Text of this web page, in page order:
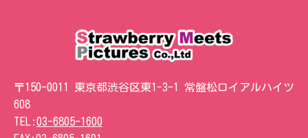
〒150-0011 東京都渋谷区東1-3-1 常盤松ロイアルハイツ
608
TEL:03-6805-1600